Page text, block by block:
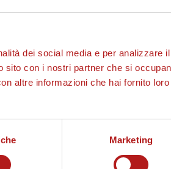
dei social media e per analizzare il
sito con i nostri partner che si
altre informazioni che hai fornito loro
Marketing